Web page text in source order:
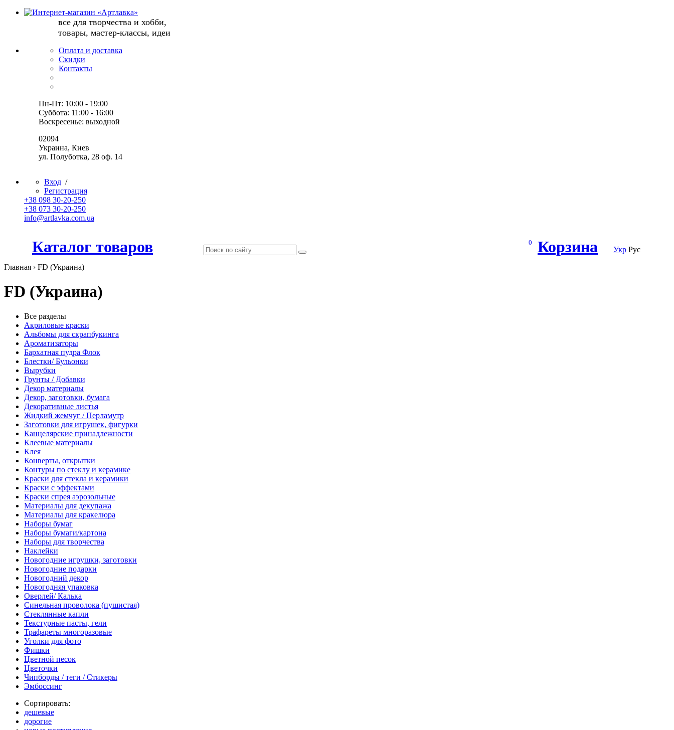
все для творчества и хобби,
товары, мастер-классы, идеи
Оплата и доставка
Скидки
Контакты
Пн-Пт: 10:00 - 19:00
Суббота: 11:00 - 16:00
Воскресенье: выходной
02094
Украина, Киев
ул. Полуботка, 28 оф. 14
Вход /
Регистрация
+38 098 30-20-250
+38 073 30-20-250
info@artlavka.com.ua
Каталог товаров Корзина
0
Укр Рус
Главная › FD (Украина)
FD (Украина)
Все разделы
Акриловые краски
Альбомы для скрапбукинга
Ароматизаторы
Бархатная пудра Флок
Блестки/ Бульонки
Вырубки
Грунты / Добавки
Декор материалы
Декор, заготовки, бумага
Декоративные листья
Жидкий жемчуг / Перламутр
Заготовки для игрушек, фигурки
Канцелярские принадлежности
Клеевые материалы
Клея
Конверты, открытки
Контуры по стеклу и керамике
Краски для стекла и керамики
Краски с эффектами
Краски спрея аэрозольные
Материалы для декупажа
Материалы для кракелюра
Наборы бумаг
Наборы бумаги/картона
Наборы для творчества
Наклейки
Новогодние игрушки, заготовки
Новогодние подарки
Новогодний декор
Новогодняя упаковка
Оверлей/ Калька
Синельная проволока (пушистая)
Стеклянные капли
Текстурные пасты, гели
Трафареты многоразовые
Уголки для фото
Фишки
Цветной песок
Цветочки
Чипборды / теги / Стикеры
Эмбоссинг
Сортировать:
дешевые
дорогие